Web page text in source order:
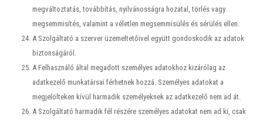
megváltoztatás, továbbítás, nyilvánosságra hozatal, törlés vagy
megsemmisítés, valamint a véletlen megsemmisülés és sérülés ellen.
A Szolgáltató a szerver üzemeltetőivel együtt gondoskodik az adatok
biztonságáról.
A Felhasználó által megadott személyes adatokhoz kizárólag az
adatkezelő munkatársai férhetnek hozzá. Személyes adatokat a
megjelölteken kívül harmadik személyeknek az adatkezelő nem ad át.
A Szolgáltató harmadik fél részére személyes adatokat nem ad ki, csak